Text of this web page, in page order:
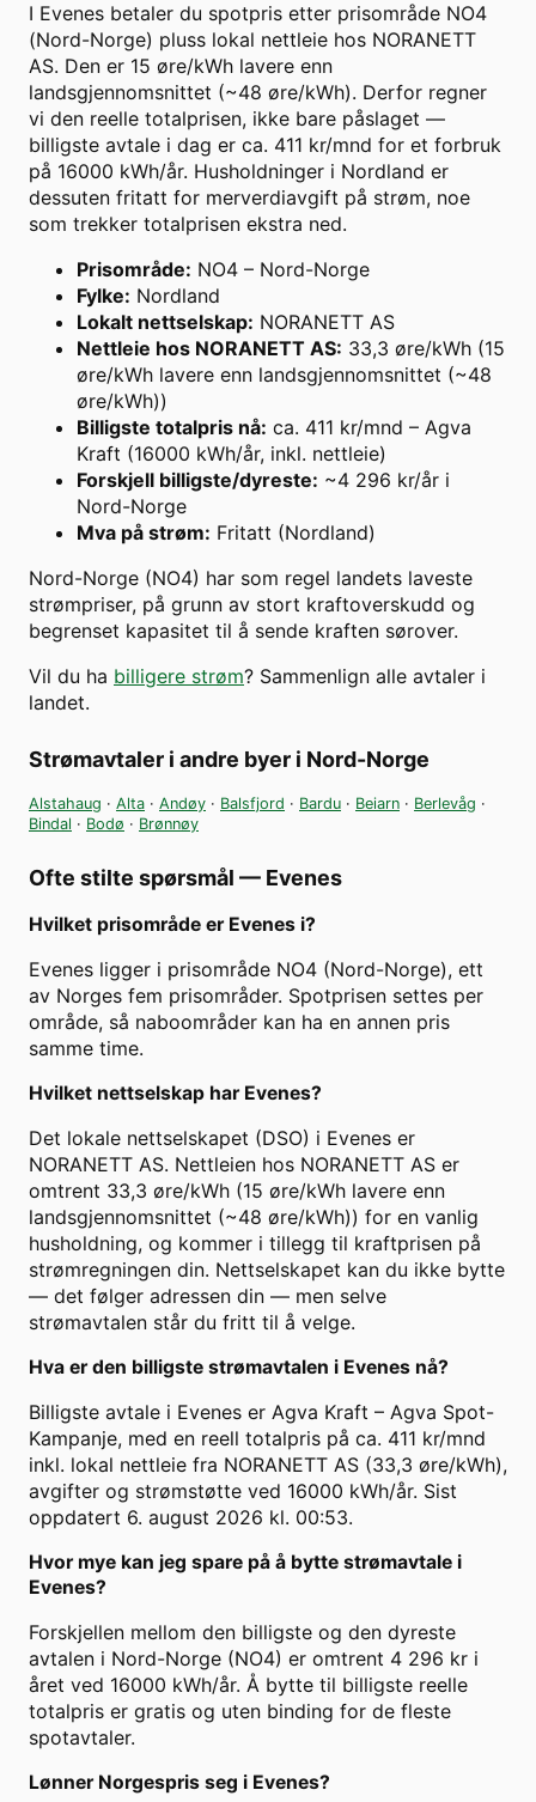
I Evenes betaler du spotpris etter prisområde NO4
(Nord-Norge) pluss lokal nettleie hos NORANETT
AS. Den er 15 øre/kWh lavere enn
landsgjennomsnittet (~48 øre/kWh). Derfor regner
vi den reelle totalprisen, ikke bare påslaget —
billigste avtale i dag er ca. 411 kr/mnd for et forbruk
på 16000 kWh/år. Husholdninger i Nordland er
dessuten fritatt for merverdiavgift på strøm, noe
som trekker totalprisen ekstra ned.
Prisområde: NO4 – Nord-Norge
Fylke: Nordland
Lokalt nettselskap: NORANETT AS
Nettleie hos NORANETT AS: 33,3 øre/kWh (15
øre/kWh lavere enn landsgjennomsnittet (~48
øre/kWh))
Billigste totalpris nå: ca. 411 kr/mnd – Agva
Kraft (16000 kWh/år, inkl. nettleie)
Forskjell billigste/dyreste: ~4 296 kr/år i
Nord-Norge
Mva på strøm: Fritatt (Nordland)
Nord-Norge (NO4) har som regel landets laveste
strømpriser, på grunn av stort kraftoverskudd og
begrenset kapasitet til å sende kraften sørover.
Vil du ha billigere strøm? Sammenlign alle avtaler i
landet.
Strømavtaler i andre byer i Nord-Norge
Alstahaug · Alta · Andøy · Balsfjord · Bardu · Beiarn · Berlevåg ·
Bindal · Bodø · Brønnøy
Ofte stilte spørsmål — Evenes
Hvilket prisområde er Evenes i?
Evenes ligger i prisområde NO4 (Nord-Norge), ett
av Norges fem prisområder. Spotprisen settes per
område, så naboområder kan ha en annen pris
samme time.
Hvilket nettselskap har Evenes?
Det lokale nettselskapet (DSO) i Evenes er
NORANETT AS. Nettleien hos NORANETT AS er
omtrent 33,3 øre/kWh (15 øre/kWh lavere enn
landsgjennomsnittet (~48 øre/kWh)) for en vanlig
husholdning, og kommer i tillegg til kraftprisen på
strømregningen din. Nettselskapet kan du ikke bytte
— det følger adressen din — men selve
strømavtalen står du fritt til å velge.
Hva er den billigste strømavtalen i Evenes nå?
Billigste avtale i Evenes er Agva Kraft – Agva Spot-
Kampanje, med en reell totalpris på ca. 411 kr/mnd
inkl. lokal nettleie fra NORANETT AS (33,3 øre/kWh),
avgifter og strømstøtte ved 16000 kWh/år. Sist
oppdatert 6. august 2026 kl. 00:53.
Hvor mye kan jeg spare på å bytte strømavtale i
Evenes?
Forskjellen mellom den billigste og den dyreste
avtalen i Nord-Norge (NO4) er omtrent 4 296 kr i
året ved 16000 kWh/år. Å bytte til billigste reelle
totalpris er gratis og uten binding for de fleste
spotavtaler.
Lønner Norgespris seg i Evenes?